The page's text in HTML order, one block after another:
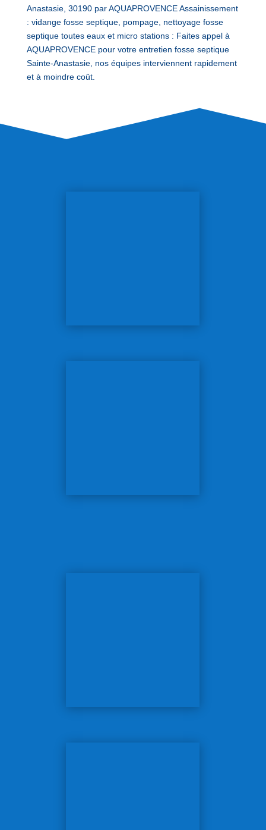
Anastasie, 30190 par AQUAPROVENCE Assainissement
: vidange fosse septique, pompage, nettoyage fosse
septique toutes eaux et micro stations : Faites appel à
AQUAPROVENCE pour votre entretien fosse septique
Sainte-Anastasie, nos équipes interviennent rapidement
et à moindre coût.